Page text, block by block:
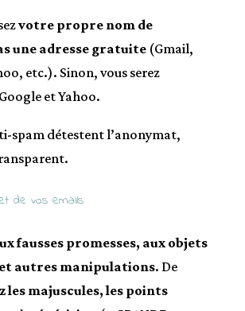
votre propre nom de
une adresse gratuite(Gmail,
etc.). Sinon, vous serez
et Yahoo.
spam détestent l’anonymat,
de vos emails
fausses promesses, aux objets
autres manipulations. De
les majuscules, les points